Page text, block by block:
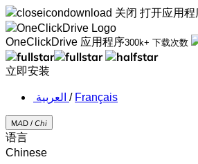
关闭 打开应用程
OneClickDrive 应用程序300k+ 下载次数
立即安装
‏العربية ‏ / Français
MAD / Chi
语言
Chinese